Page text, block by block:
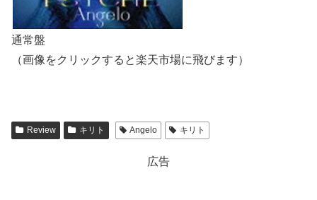
通常盤
（画像をクリックすると楽天市場に飛びます）
Review キリト Angelo キリト
広告